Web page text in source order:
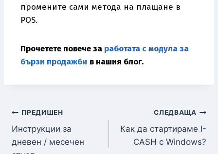
промените сами метода на плащане в
POS.
Прочетете повече за работата с модула за
бързи продажби в нашия блог.
ПРЕДИШЕН
Инструкции за
дневен / месечен
СЛЕДВАЩА
Как да стартираме I-
CASH с Windows?